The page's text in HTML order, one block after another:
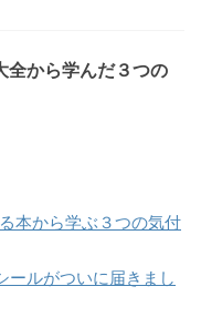
全から学んだ３つの
本から学ぶ３つの気付
ールがついに届きまし